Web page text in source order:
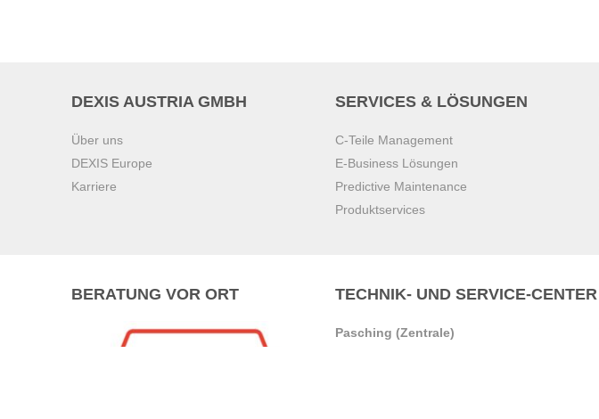
DEXIS AUSTRIA GMBH
Über uns
DEXIS Europe
Karriere
SERVICES & LÖSUNGEN
C-Teile Management
E-Business Lösungen
Predictive Maintenance
Produktservices
BERATUNG VOR ORT TECHNIK- UND SERVICE-CENTER
Pasching (Zentrale)